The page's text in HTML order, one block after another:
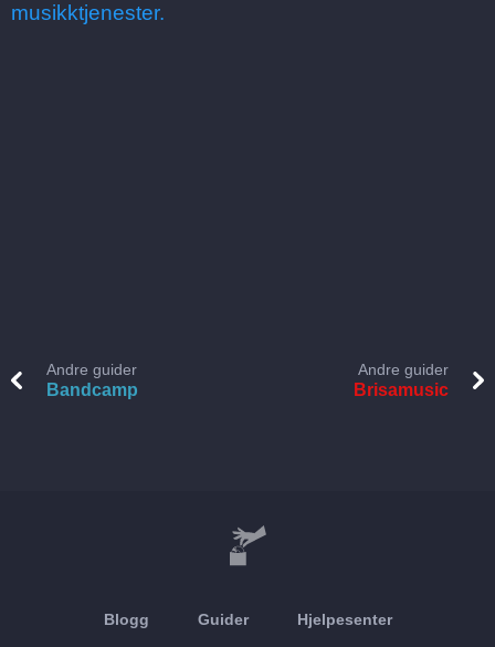
musikktjenester.
Andre guider
Bandcamp
Andre guider
Brisamusic
Blogg Guider Hjelpesenter